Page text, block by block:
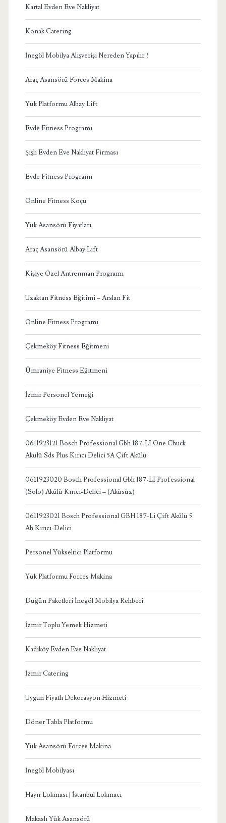
Kartal Evden Eve Nakliyat
Konak Catering
İnegöl Mobilya Alışverişi Nereden Yapılır ?
Araç Asansörü Forces Makina
Yük Platformu Albay Lift
Evde Fitness Programı
Şişli Evden Eve Nakliyat Firması
Evde Fitness Programı
Online Fitness Koçu
Yük Asansörü Fiyatları
Araç Asansörü Albay Lift
Kişiye Özel Antrenman Programı
Uzaktan Fitness Eğitimi – Arslan Fit
Online Fitness Programı
Çekmeköy Fitness Eğitmeni
Ümraniye Fitness Eğitmeni
İzmir Personel Yemeği
Çekmeköy Evden Eve Nakliyat
0611923121 Bosch Professional Gbh 187-LI One Chuck
Akülü Sds Plus Kırıcı Delici 5A Çift Akülü
0611923020 Bosch Professional Gbh 187-LI Professional
(Solo) Akülü Kırıcı-Delici – (Aküsüz)
0611923021 Bosch Professional GBH 187-Li Çift Akülü 5
Ah Kırıcı-Delici
Personel Yükseltici Platformu
Yük Platformu Forces Makina
Düğün Paketleri İnegöl Mobilya Rehberi
İzmir Toplu Yemek Hizmeti
Kadıköy Evden Eve Nakliyat
İzmir Catering
Uygun Fiyatlı Dekorasyon Hizmeti
Döner Tabla Platformu
Yük Asansörü Forces Makina
İnegöl Mobilyası
Hayır Lokması | İstanbul Lokmacı
Makaslı Yük Asansörü